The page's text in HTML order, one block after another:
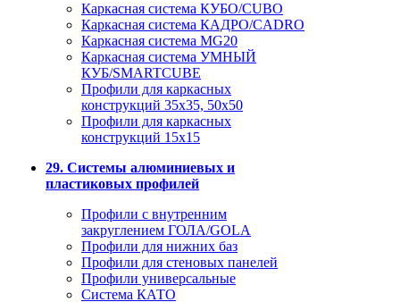
Каркасная система КУБО/CUBO
Каркасная система КАДРО/CADRO
Каркасная система MG20
Каркасная система УМНЫЙ
КУБ/SMARTCUBE
Профили для каркасных
конструкций 35x35, 50x50
Профили для каркасных
конструкций 15х15
29. Системы алюминиевых и
пластиковых профилей
Профили с внутренним
закруглением ГОЛА/GOLA
Профили для нижних баз
Профили для стеновых панелей
Профили универсальные
Система КАТО